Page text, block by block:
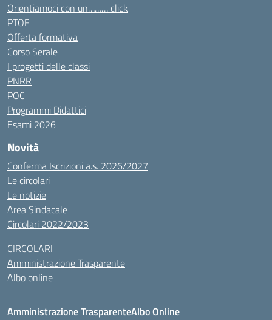
Orientiamoci con un……… click
PTOF
Offerta formativa
Corso Serale
I progetti delle classi
PNRR
POC
Programmi Didattici
Esami 2026
Novità
Conferma Iscrizioni a.s. 2026/2027
Le circolari
Le notizie
Area Sindacale
Circolari 2022/2023
CIRCOLARI
Amministrazione Trasparente
Albo online
Amministrazione TrasparenteAlbo Online